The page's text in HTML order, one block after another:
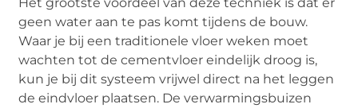
geen water aan te pas komt tijdens de bouw.
Waar je bij een traditionele vloer weken moet
wachten tot de cementvloer eindelijk droog is,
kun je bij dit systeem vrijwel direct na het leggen
de eindvloer plaatsen. De verwarmingsbuizen